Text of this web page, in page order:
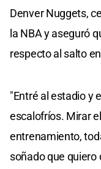
Denver Nuggets,
la NBA y aseguró
respecto al salto
"Entré al estadio y
escalofríos. Mirar
entrenamiento,
soñado que